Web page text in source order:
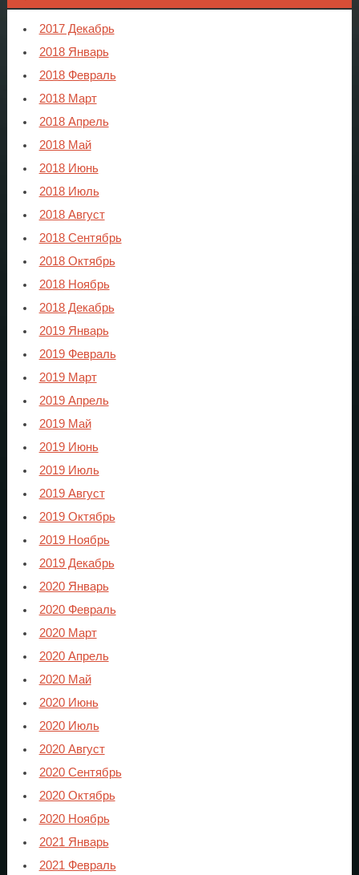
2017 Декабрь
2018 Январь
2018 Февраль
2018 Март
2018 Апрель
2018 Май
2018 Июнь
2018 Июль
2018 Август
2018 Сентябрь
2018 Октябрь
2018 Ноябрь
2018 Декабрь
2019 Январь
2019 Февраль
2019 Март
2019 Апрель
2019 Май
2019 Июнь
2019 Июль
2019 Август
2019 Октябрь
2019 Ноябрь
2019 Декабрь
2020 Январь
2020 Февраль
2020 Март
2020 Апрель
2020 Май
2020 Июнь
2020 Июль
2020 Август
2020 Сентябрь
2020 Октябрь
2020 Ноябрь
2021 Январь
2021 Февраль